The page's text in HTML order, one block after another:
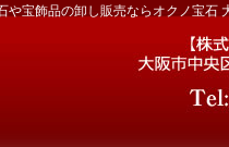
や宝飾品の卸し販売ならオクノ宝石